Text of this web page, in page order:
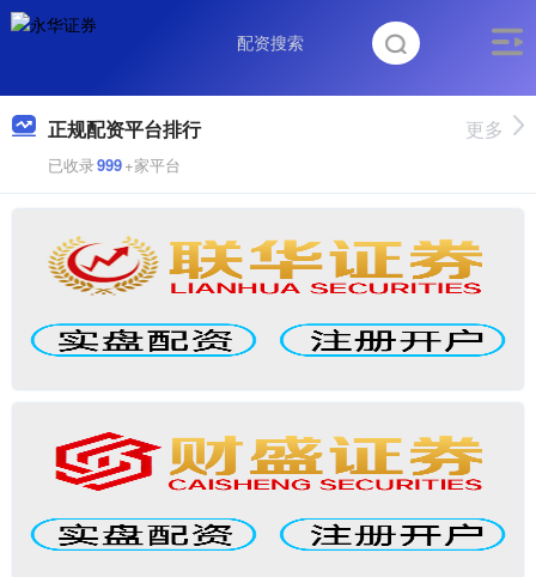
正规配资平台排行
已收录999+家平台
更多